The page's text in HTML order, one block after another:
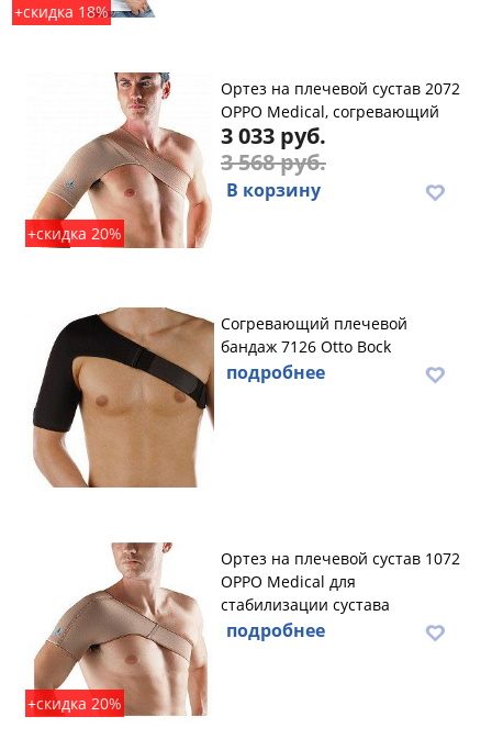
+скидка 18%
+скидка 20%
Ортез на плечевой сустав 2072
OPPO Medical, согревающий
3 033 руб.
3 568 руб.
В корзину
Согревающий плечевой
бандаж 7126 Otto Bock
подробнее
+скидка 20%
Ортез на плечевой сустав 1072
OPPO Medical для
стабилизации сустава
подробнее